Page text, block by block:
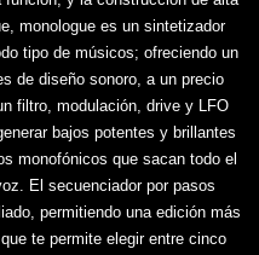
monologue es un sintetizador
tipo de músicos; ofreciendo un
de diseño sonoro, a un precio
filtro, modulación, drive y LFO
bajos potentes y brillantes
monofónicos que sacan todo el
El secuenciador por pasos
permitiendo una edición más
te permite elegir entre cinco